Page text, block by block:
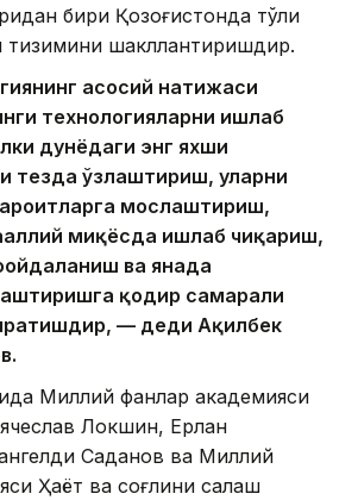
бири Қозоғистонда тўлиқ
тизимини шакллантиришдир.
асосий натижаси
технологияларни ишлаб
дунёдаги энг яхши
тезда ўзлаштириш, уларни
мослаштириш,
миқёсда ишлаб чиқариш,
ва янада
қодир самарали
— деди Ақилбек
Миллий фанлар академияси
Локшин, Ерлан
Саданов ва Миллий
Ҳаёт ва соғлиқни сақлаш